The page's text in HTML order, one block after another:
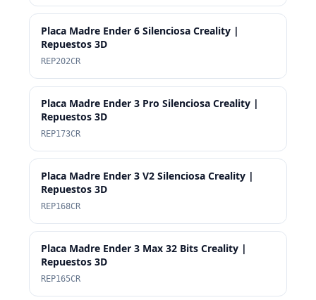
Placa Madre Ender 6 Silenciosa Creality |
Repuestos 3D
REP202CR
Placa Madre Ender 3 Pro Silenciosa Creality |
Repuestos 3D
REP173CR
Placa Madre Ender 3 V2 Silenciosa Creality |
Repuestos 3D
REP168CR
Placa Madre Ender 3 Max 32 Bits Creality |
Repuestos 3D
REP165CR